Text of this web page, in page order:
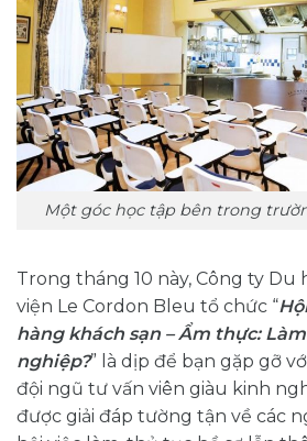
Một góc học tập bên trong
Trong tháng 10 này, Công ty Du
viện Le Cordon Bleu tổ chức “
hàng khách sạn – Ẩm thực:
nghiệp?” là dịp để bạn gặp gỡ
đội ngũ tư vấn viên giàu kinh
được giải đáp tường tận về các